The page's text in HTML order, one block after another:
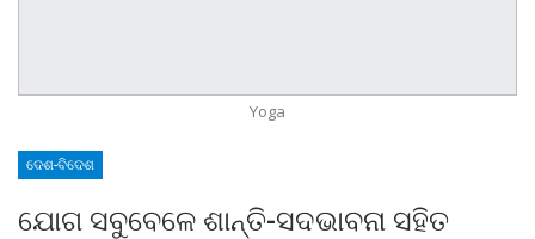
Yoga
ଦେଶ-ବିଦେଶ
ଯୋଗ ସବୁବେଳେ ଶାନ୍ତି-ସଦଭାବନା ସହିତ